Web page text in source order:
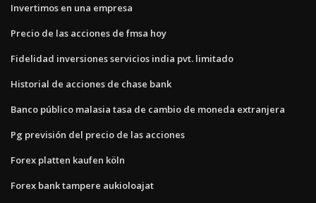
Invertimos en una empresa
Precio de las acciones de fmsa hoy
Fidelidad inversiones servicios india pvt. limitado
Historial de acciones de chase bank
Banco público malasia tasa de cambio de moneda extranjera
Pg previsión del precio de las acciones
Forex platten kaufen köln
Forex bank tampere aukioloajat